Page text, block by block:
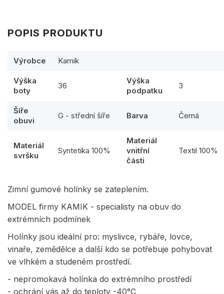
POPIS PRODUKTU
Výrobce Kamik
Výška
boty
36
Výška
podpatku
3
Šíře
obuvi
G - střední šíře Barva Černá
Materiál
svršku
Syntetika 100%
Materiál
vnitřní
části
Textil 100%
Zimní gumové holínky se zateplením.
MODEL firmy KAMIK - specialisty na obuv do
extrémních podmínek
Holínky jsou ideální pro: myslivce, rybáře, lovce,
vinaře, zemědělce a další kdo se potřebuje pohybovat
ve vlhkém a studeném prostředí.
- nepromokavá holínka do extrémního prostředí
- ochrání vás až do teploty -40°C